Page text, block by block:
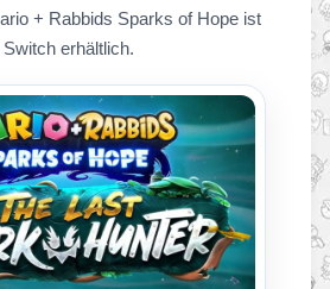
+ Rabbids Sparks of Hope ist
erhältlich.